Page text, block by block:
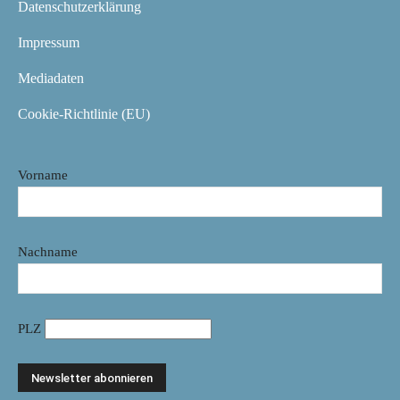
Datenschutzerklärung
Impressum
Mediadaten
Cookie-Richtlinie (EU)
Vorname
Nachname
PLZ